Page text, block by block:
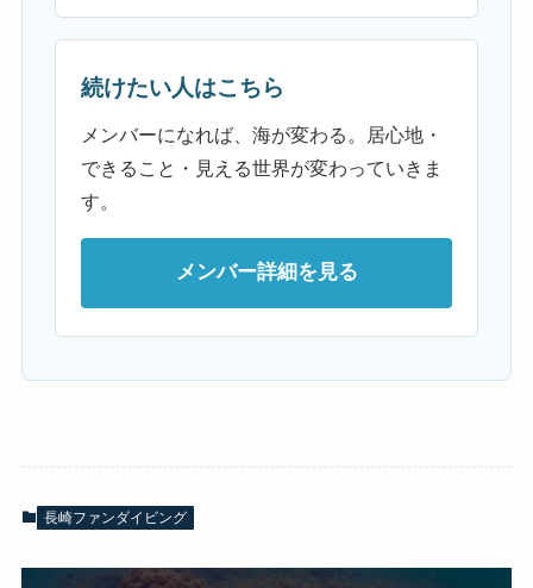
続けたい人はこちら
メンバーになれば、海が変わる。居心地・
できること・見える世界が変わっていきま
す。
メンバー詳細を見る
長崎ファンダイビング